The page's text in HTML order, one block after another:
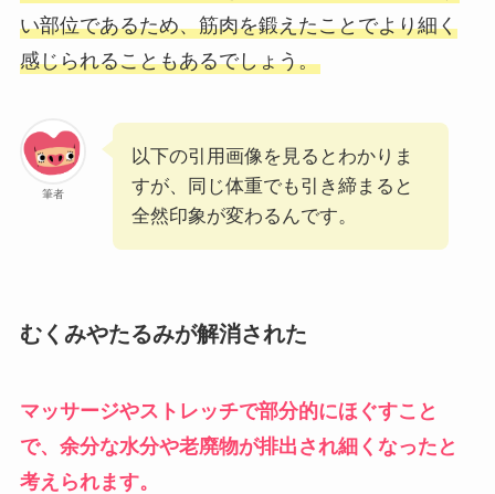
い部位であるため、筋肉を鍛えたことでより細く
感じられることもあるでしょう。
筆者
以下の引用画像を見るとわかりま
すが、同じ体重でも引き締まると
全然印象が変わるんです。
むくみやたるみが解消された
マッサージやストレッチで部分的にほぐすこと
で、余分な水分や老廃物が排出され細くなったと
考えられます。